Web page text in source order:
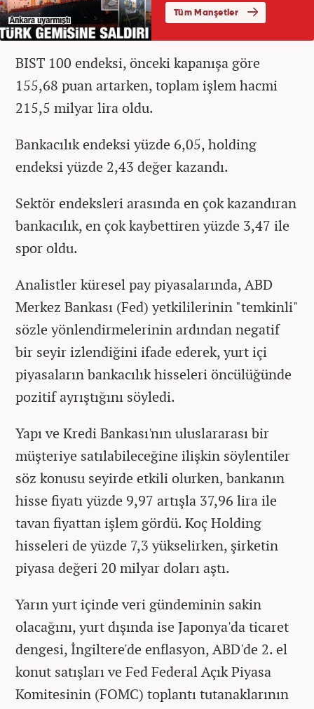
BIST 100 endeksi, önceki kapanışa göre
155,68 puan artarken, toplam işlem hacmi
215,5 milyar lira oldu.
Bankacılık endeksi yüzde 6,05, holding
endeksi yüzde 2,43 değer kazandı.
Sektör endeksleri arasında en çok kazandıran
bankacılık, en çok kaybettiren yüzde 3,47 ile
spor oldu.
Analistler küresel pay piyasalarında, ABD
Merkez Bankası (Fed) yetkililerinin "temkinli"
sözle yönlendirmelerinin ardından negatif
bir seyir izlendiğini ifade ederek, yurt içi
piyasaların bankacılık hisseleri öncülüğünde
pozitif ayrıştığını söyledi.
Yapı ve Kredi Bankası'nın uluslararası bir
müşteriye satılabileceğine ilişkin söylentiler
söz konusu seyirde etkili olurken, bankanın
hisse fiyatı yüzde 9,97 artışla 37,96 lira ile
tavan fiyattan işlem gördü. Koç Holding
hisseleri de yüzde 7,3 yükselirken, şirketin
piyasa değeri 20 milyar doları aştı.
Yarın yurt içinde veri gündeminin sakin
olacağını, yurt dışında ise Japonya'da ticaret
dengesi, İngiltere'de enflasyon, ABD'de 2. el
konut satışları ve Fed Federal Açık Piyasa
Komitesinin (FOMC) toplantı tutanaklarının